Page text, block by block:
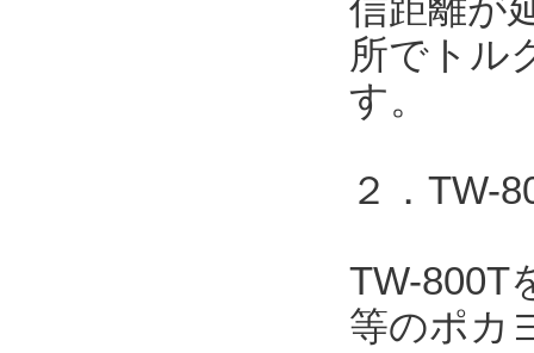
信距離が
所でトル
す。
２．TW-
TW-800T
等のポカ